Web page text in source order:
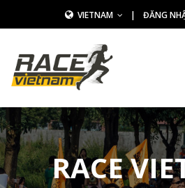
VIETNAM | ĐĂNG
RACE